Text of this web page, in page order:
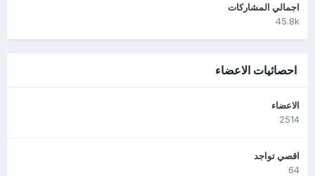
اجمالي المشاركات
45.8k
احصائيات الاعضاء
الاعضاء
2514
اقصي تواجد
64